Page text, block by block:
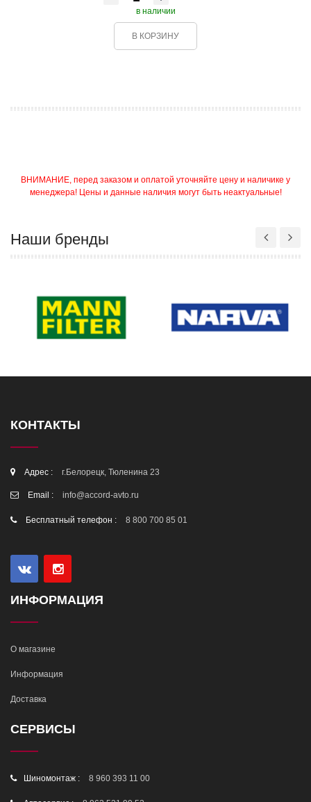
в наличии
В КОРЗИНУ
ВНИМАНИЕ, перед заказом и оплатой уточняйте цену и наличике у
менеджера! Цены и данные наличия могут быть неактуальные!
Наши бренды
КОНТАКТЫ
Адрес : г.Белорецк, Тюленина 23
Email : info@accord-avto.ru
Бесплатный телефон : 8 800 700 85 01
ИНФОРМАЦИЯ
О магазине
Информация
Доставка
СЕРВИСЫ
Шиномонтаж : 8 960 393 11 00